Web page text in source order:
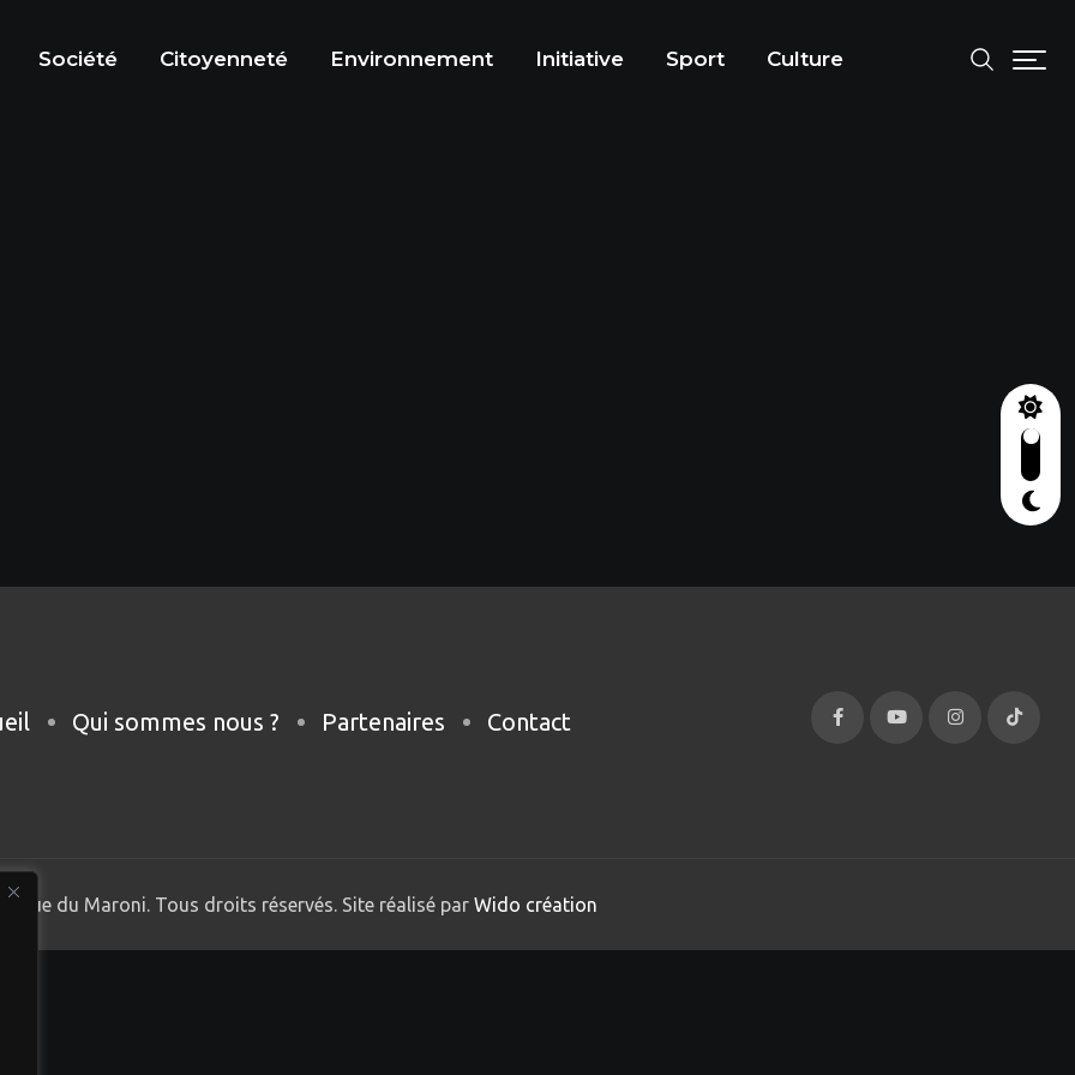
Société Citoyenneté Environnement Initiative Sport Culture
Qui sommes nous ? Partenaires Contact
du Maroni. Tous droits réservés. Site réalisé parWido création